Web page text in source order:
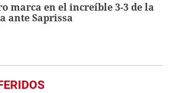
marca en el increíble 3-3 de la
ante Saprissa